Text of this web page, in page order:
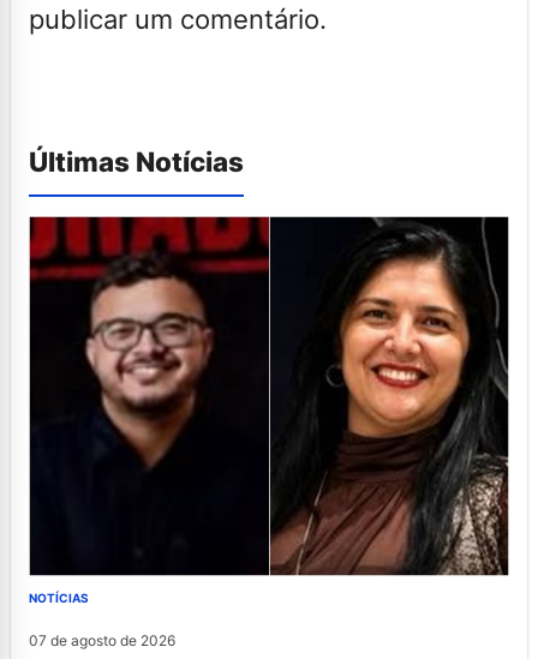
publicar um comentário.
Últimas Notícias
NOTÍCIAS
07 de agosto de 2026